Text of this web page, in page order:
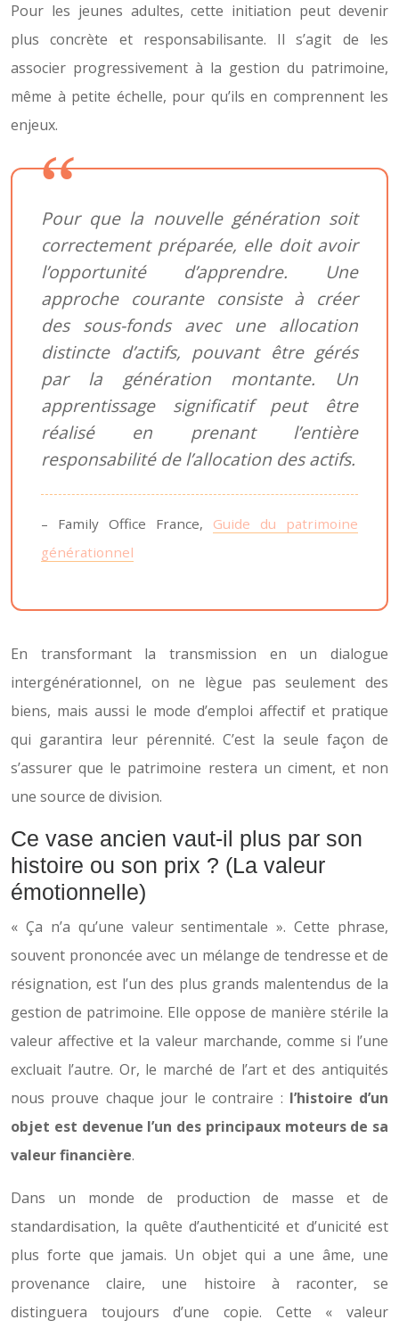
Pour les jeunes adultes, cette initiation peut devenir
plus concrète et responsabilisante. Il s’agit de les
associer progressivement à la gestion du patrimoine,
même à petite échelle, pour qu’ils en comprennent les
enjeux.
Pour que la nouvelle génération soit
correctement préparée, elle doit avoir
l’opportunité d’apprendre. Une
approche courante consiste à créer
des sous-fonds avec une allocation
distincte d’actifs, pouvant être gérés
par la génération montante. Un
apprentissage significatif peut être
réalisé en prenant l’entière
responsabilité de l’allocation des actifs.
– Family Office France, Guide du patrimoine
générationnel
En transformant la transmission en un dialogue
intergénérationnel, on ne lègue pas seulement des
biens, mais aussi le mode d’emploi affectif et pratique
qui garantira leur pérennité. C’est la seule façon de
s’assurer que le patrimoine restera un ciment, et non
une source de division.
Ce vase ancien vaut-il plus par son
histoire ou son prix ? (La valeur
émotionnelle)
« Ça n’a qu’une valeur sentimentale ». Cette phrase,
souvent prononcée avec un mélange de tendresse et de
résignation, est l’un des plus grands malentendus de la
gestion de patrimoine. Elle oppose de manière stérile la
valeur affective et la valeur marchande, comme si l’une
excluait l’autre. Or, le marché de l’art et des antiquités
nous prouve chaque jour le contraire : l’histoire d’un
objet est devenue l’un des principaux moteurs de sa
valeur financière.
Dans un monde de production de masse et de
standardisation, la quête d’authenticité et d’unicité est
plus forte que jamais. Un objet qui a une âme, une
provenance claire, une histoire à raconter, se
distinguera toujours d’une copie. Cette « valeur